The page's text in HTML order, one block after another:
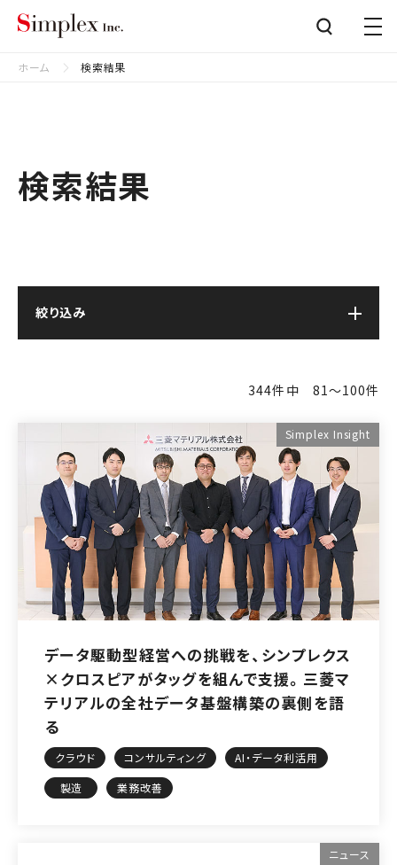
ホーム 検索結果
検索結果
絞り込み
344件中 81〜100件
Simplex Insight
データ駆動型経営への挑戦を、シンプレクス
×クロスピアがタッグを組んで支援。三菱マ
テリアルの全社データ基盤構築の裏側を語
る
クラウド コンサルティング
AI・データ利活用
製造
業務改善
ニュース